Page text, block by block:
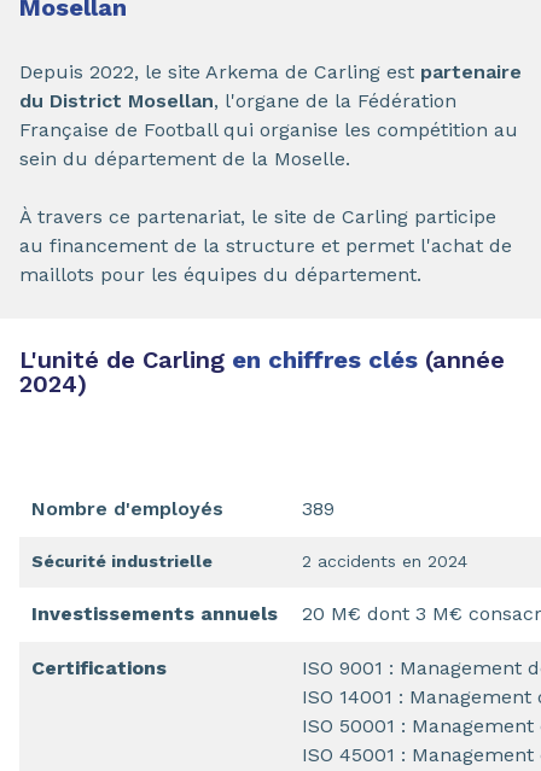
Mosellan
Depuis 2022, le site Arkema de Carling est partenaire
du District Mosellan, l'organe de la Fédération
Française de Football qui organise les compétition au
sein du département de la Moselle.
À travers ce partenariat, le site de Carling participe
au financement de la structure et permet l'achat de
maillots pour les équipes du département.
L'unité de Carling en chiffres clés (année
2024)
Nombre d'employés 389
Sécurité industrielle 2 accidents en 2024
Investissements annuels 20 M€ dont 3 M€
Certifications
ISO 9001 : Management
ISO 14001 :
ISO 50001 : Management
ISO 45001 :